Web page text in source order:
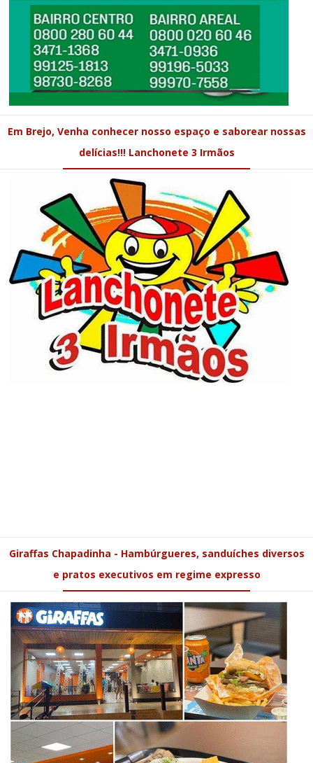
Em Brejo, Venha conhecer nosso espaço e saborear nossas
delícias!!! Lanchonete 3 Irmãos
Giraffas Chapadinha - Hambúrgueres, sanduíches diversos
e pratos executivos em regime expresso